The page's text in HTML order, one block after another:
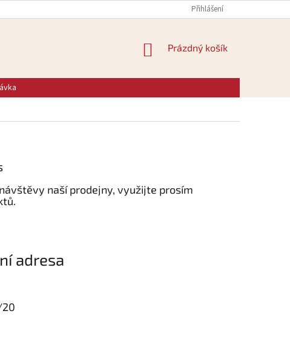
Přihlášení
NÁKUPNÍ
Prázdný košík
naší prodejny, využijte prosím
adresa